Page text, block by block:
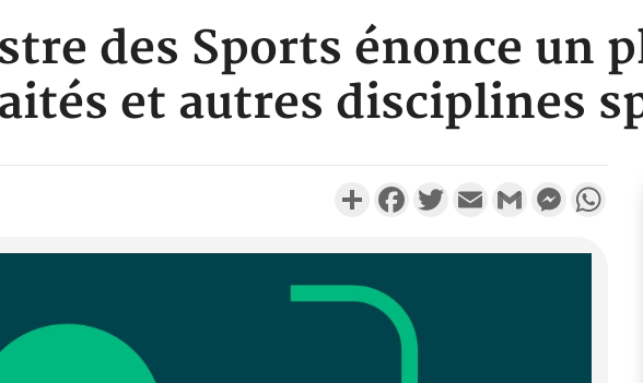
des Sports énonce un
et autres disciplines
PartagerFacebookTwitterEmail Gmail Messenger
résiduels de cacao, des
sociétés coopératives et